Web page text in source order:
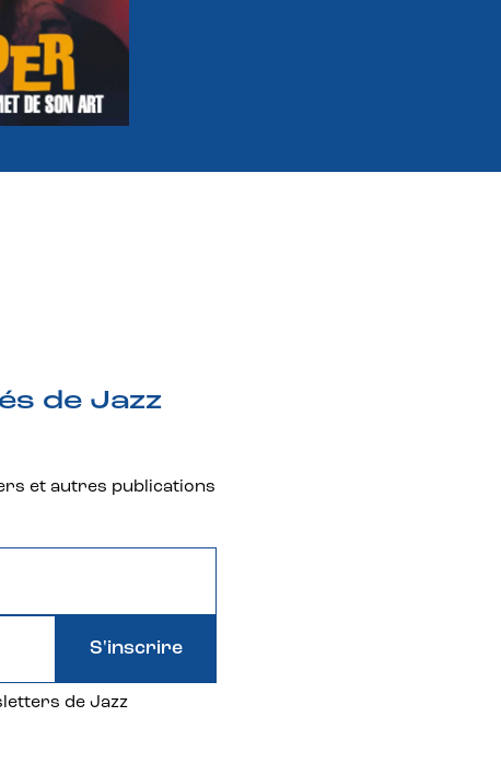
de Jazz
et autres publications
de Jazz
S'inscrire